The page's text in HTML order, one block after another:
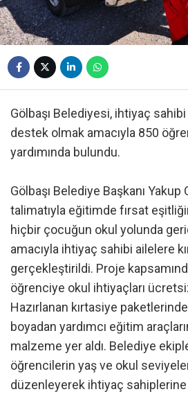
Gölbaşı Belediyesi, ihtiyaç
destek olmak amacıyla 850
yardımında bulundu.
Gölbaşı Belediye Başkanı Yakup
talimatıyla eğitimde fırsat
hiçbir çocuğun okul yolunda
amacıyla ihtiyaç sahibi ailelere
gerçekleştirildi. Proje
öğrenciye okul ihtiyaçları
Hazırlanan kırtasiye
boyadan yardımcı eğitim
malzeme yer aldı. Belediye
öğrencilerin yaş ve okul
düzenleyerek ihtiyaç sahiplerine